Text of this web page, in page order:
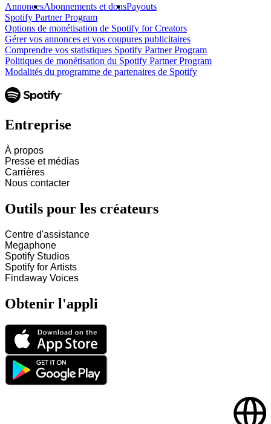
AnnoncesAbonnements et donsPayouts
Spotify Partner Program
Options de monétisation de Spotify for Creators
Gérer vos annonces et vos coupures publicitaires
Comprendre vos statistiques Spotify Partner Program
Politiques de monétisation du Spotify Partner Program
Modalités du programme de partenaires de Spotify
Entreprise
À propos
Presse et médias
Carrières
Nous contacter
Outils pour les créateurs
Centre d'assistance
Megaphone
Spotify Studios
Spotify for Artists
Findaway Voices
Obtenir l'appli